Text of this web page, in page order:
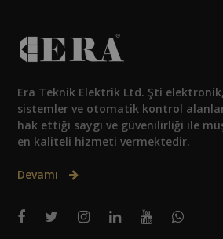
Era Teknik Elektrik Ltd. Şti
sistemler ve otomatik kontrol
hak ettiği saygı ve güvenilirliği ile
en kaliteli hizmeti vermektedir.
Devamı